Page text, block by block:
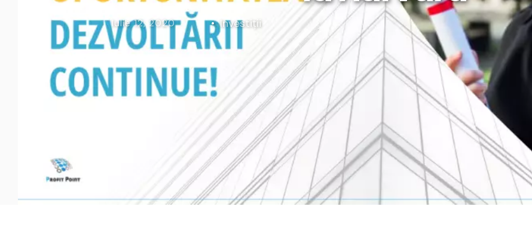
Curs Swing Trading
Curs Day Trading
Curs Algo Trading
Curs Growth Stocks
Curs Value Investing DCF
Tool Strategia AS
Tool Calendar Integrat
Tool Backtesting Portofoliu
Tool Momentum Score
Iulie 12, 2020 Investiții